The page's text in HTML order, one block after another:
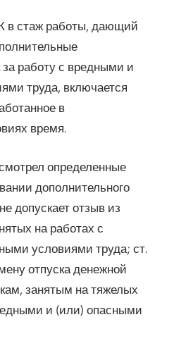
в стаж работы, дающий
работу с вредными и
труда, включается
в
время.
определенные
дополнительного
допускает отзыв из
на работах с
условиями труда; ст.
отпуска денежной
занятым на тяжелых
и (или) опасными